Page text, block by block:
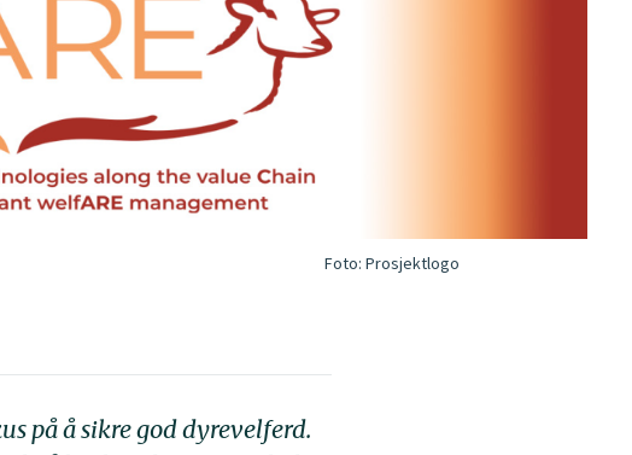
Foto:Prosjektlogo
på å sikre god dyrevelferd.